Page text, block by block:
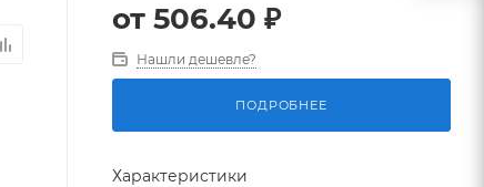
от 506.40 ₽
Нашли дешевле?
ПОДРОБНЕЕ
Характеристики